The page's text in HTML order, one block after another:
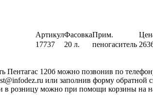
АртикулФасовкаПрим.
17737
20 л. пеногаситель
Пентагас 120б можно позвонив по
или заполнив форму обратной
в розницу можно при помощи корзины на